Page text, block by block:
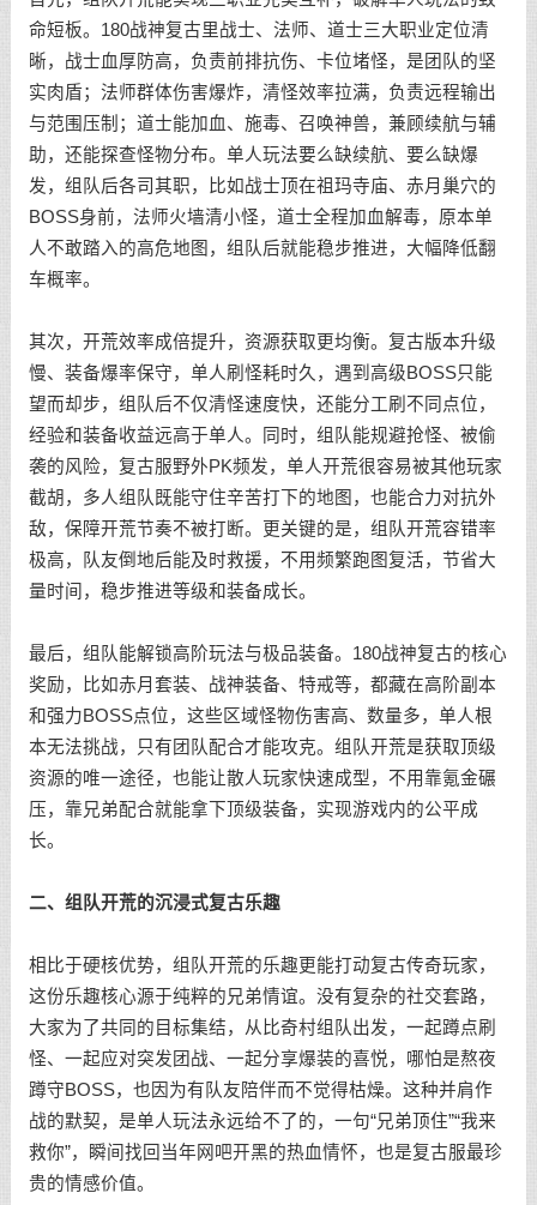
命短板。180战神复古里战士、法师、道士三大职业定位清
晰，战士血厚防高，负责前排抗伤、卡位堵怪，是团队的坚
实肉盾；法师群体伤害爆炸，清怪效率拉满，负责远程输出
与范围压制；道士能加血、施毒、召唤神兽，兼顾续航与辅
助，还能探查怪物分布。单人玩法要么缺续航、要么缺爆
发，组队后各司其职，比如战士顶在祖玛寺庙、赤月巢穴的
BOSS身前，法师火墙清小怪，道士全程加血解毒，原本单
人不敢踏入的高危地图，组队后就能稳步推进，大幅降低翻
车概率。
其次，开荒效率成倍提升，资源获取更均衡。复古版本升级
慢、装备爆率保守，单人刷怪耗时久，遇到高级BOSS只能
望而却步，组队后不仅清怪速度快，还能分工刷不同点位，
经验和装备收益远高于单人。同时，组队能规避抢怪、被偷
袭的风险，复古服野外PK频发，单人开荒很容易被其他玩家
截胡，多人组队既能守住辛苦打下的地图，也能合力对抗外
敌，保障开荒节奏不被打断。更关键的是，组队开荒容错率
极高，队友倒地后能及时救援，不用频繁跑图复活，节省大
量时间，稳步推进等级和装备成长。
最后，组队能解锁高阶玩法与极品装备。180战神复古的核心
奖励，比如赤月套装、战神装备、特戒等，都藏在高阶副本
和强力BOSS点位，这些区域怪物伤害高、数量多，单人根
本无法挑战，只有团队配合才能攻克。组队开荒是获取顶级
资源的唯一途径，也能让散人玩家快速成型，不用靠氪金碾
压，靠兄弟配合就能拿下顶级装备，实现游戏内的公平成
长。
二、组队开荒的沉浸式复古乐趣
相比于硬核优势，组队开荒的乐趣更能打动复古传奇玩家，
这份乐趣核心源于纯粹的兄弟情谊。没有复杂的社交套路，
大家为了共同的目标集结，从比奇村组队出发，一起蹲点刷
怪、一起应对突发团战、一起分享爆装的喜悦，哪怕是熬夜
蹲守BOSS，也因为有队友陪伴而不觉得枯燥。这种并肩作
战的默契，是单人玩法永远给不了的，一句“兄弟顶住”“我来
救你”，瞬间找回当年网吧开黑的热血情怀，也是复古服最珍
贵的情感价值。